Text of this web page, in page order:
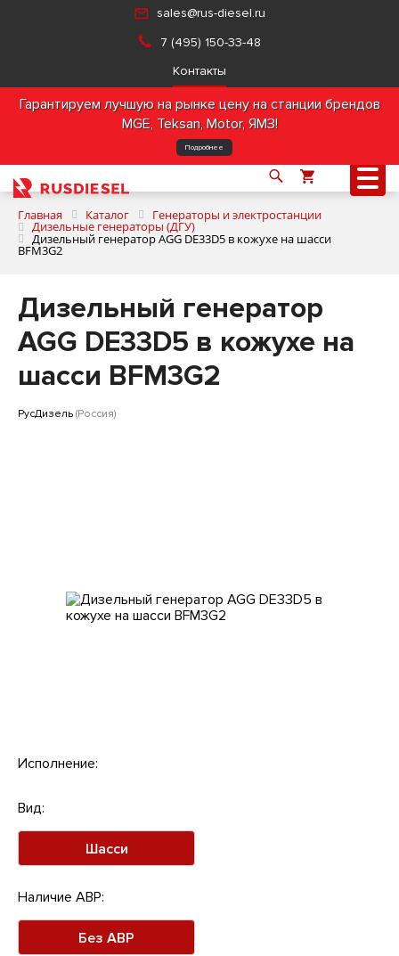
sales@rus-diesel.ru
7 (495) 150-33-48
Контакты
Гарантируем лучшую на рынке цену на станции брендов
MGE, Teksan, Motor, ЯМЗ!
Подробнее
Продукция
Главная Каталог Генераторы и электростанции
Дизельные генераторы (ДГУ)
Дизельный генератор AGG DE33D5 в кожухе на шасси
BFM3G2
Дизельный генератор
AGG DE33D5 в кожухе на
шасси BFM3G2
РусДизель (Россия)
Исполнение:
Вид:
Шасси
Наличие АВР:
Без АВР